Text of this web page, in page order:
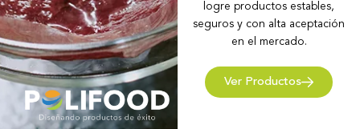
logre productos estables,
seguros y con alta aceptación
en el mercado.
Ver Productos